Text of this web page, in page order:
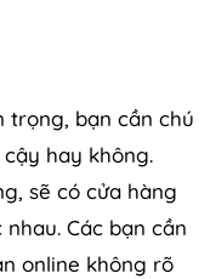
bạn cần chú
hay không.
sẽ có cửa hàng
Các bạn cần
online không rõ